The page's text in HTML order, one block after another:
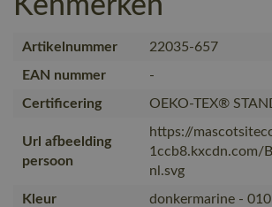
Artikelnummer
22035-657
EAN nummer
-
Certificering
OEKO-TEX®
Url afbeelding
persoon
https://
1ccb8.kxcdn.com/
nl.svg
Kleur
donkermarine - 010